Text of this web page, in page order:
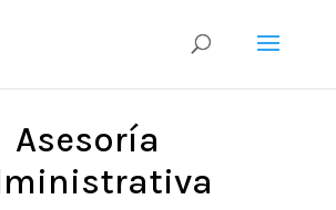
Asesoría